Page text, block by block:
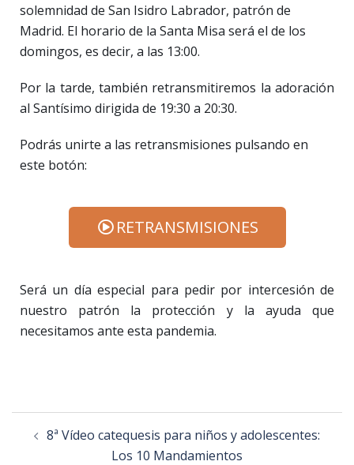
solemnidad de San Isidro Labrador, patrón de
Madrid. El horario de la Santa Misa será el de los
domingos, es decir, a las 13:00.
Por la tarde, también retransmitiremos la adoración
al Santísimo dirigida de 19:30 a 20:30.
Podrás unirte a las retransmisiones pulsando en
este botón:
RETRANSMISIONES
Será un día especial para pedir por intercesión de
nuestro patrón la protección y la ayuda que
necesitamos ante esta pandemia.
8ª Vídeo catequesis para niños y adolescentes:
Los 10 Mandamientos